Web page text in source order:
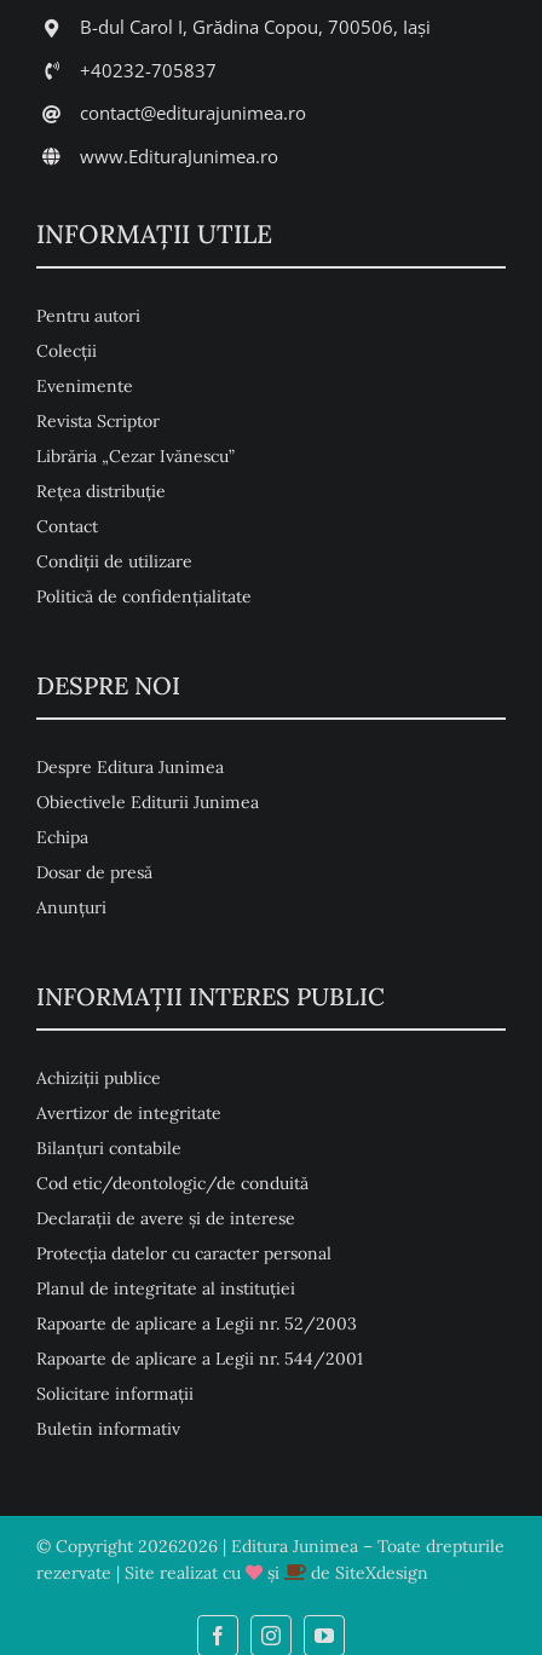
B-dul Carol I, Grădina Copou, 700506, Iași
+40232-705837
contact@editurajunimea.ro
www.EdituraJunimea.ro
INFORMAŢII UTILE
Pentru autori
Colecţii
Evenimente
Revista Scriptor
Librăria „Cezar Ivănescu”
Rețea distribuție
Contact
Condiţii de utilizare
Politică de confidențialitate
DESPRE NOI
Despre Editura Junimea
Obiectivele Editurii Junimea
Echipa
Dosar de presă
Anunţuri
INFORMAȚII INTERES PUBLIC
Achiziții publice
Avertizor de integritate
Bilanțuri contabile
Cod etic/deontologic/de conduită
Declarații de avere și de interese
Protecția datelor cu caracter personal
Planul de integritate al instituției
Rapoarte de aplicare a Legii nr. 52/2003
Rapoarte de aplicare a Legii nr. 544/2001
Solicitare informații
Buletin informativ
© Copyright 20262026 | Editura Junimea – Toate drepturile
rezervate | Site realizat cu
și de SiteXdesign